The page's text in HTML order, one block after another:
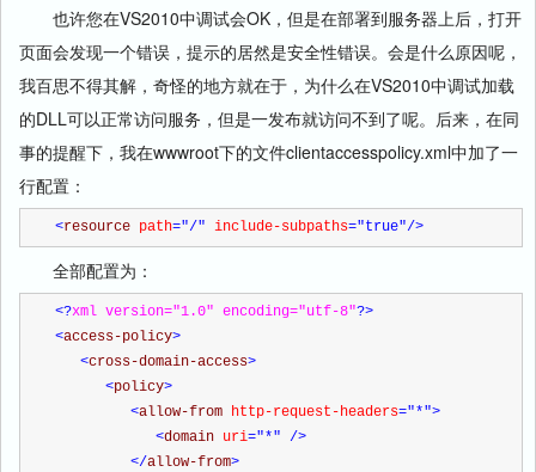
也许您在VS2010中调试会OK，但是在部署到服务器上后，打开
页面会发现一个错误，提示的居然是安全性错误。会是什么原因呢，
我百思不得其解，奇怪的地方就在于，为什么在VS2010中调试加载
的DLL可以正常访问服务，但是一发布就访问不到了呢。后来，在同
事的提醒下，我在wwwroot下的文件clientaccesspolicy.xml中加了一
行配置：
<resource path="/" include-subpaths="true"/>
全部配置为：
<?xml version="1.0" encoding="utf-8"?>
<access-policy>
<cross-domain-access>
<policy>
<allow-from http-request-headers="*">
<domain uri="*" />
</allow-from>